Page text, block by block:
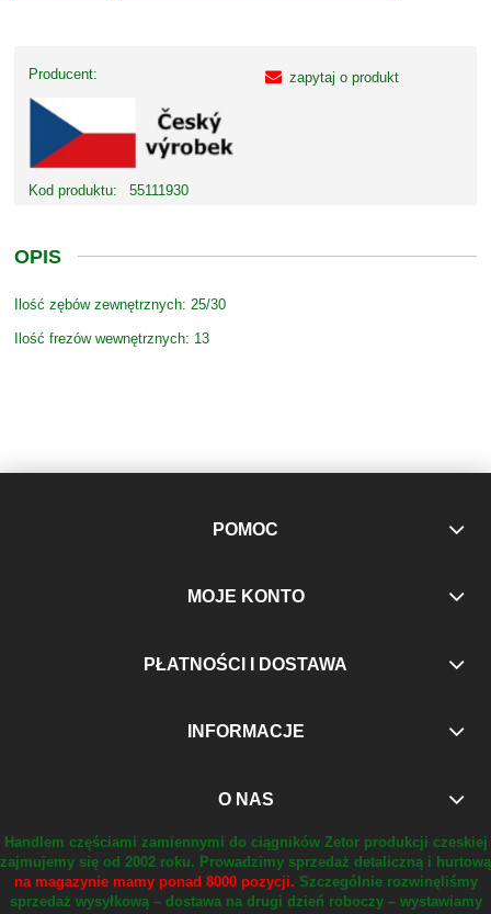
Producent:
Kod produktu: 55111930
zapytaj o produkt
OPIS
Ilość zębów zewnętrznych: 25/30
Ilość frezów wewnętrznych: 13
POMOC
MOJE KONTO
PŁATNOŚCI I DOSTAWA
INFORMACJE
O NAS
Handlem częściami zamiennymi do ciągników Zetor produkcji czeskiej
zajmujemy się od 2002 roku. Prowadzimy sprzedaż detaliczną i hurtową
na magazynie mamy ponad 8000 pozycji. Szczególnie rozwinęliśmy
sprzedaż wysyłkową – dostawa na drugi dzień roboczy – wystawiamy